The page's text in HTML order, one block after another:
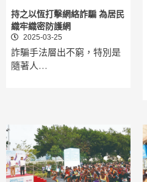
持之以恆打擊網絡詐騙 為居民
織牢織密防護網
2025-03-25
詐騙手法層出不窮，特別是
隨著人…